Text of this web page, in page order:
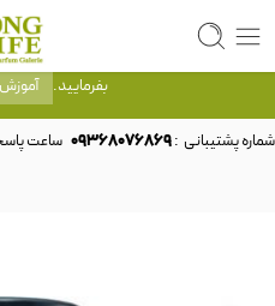
توجه! برند لانگ لایف رایحه های معروف
عرضه می کند.که با انتخاب حجم هر
بفرمایید.
شماره پشتیبانی :09368076869